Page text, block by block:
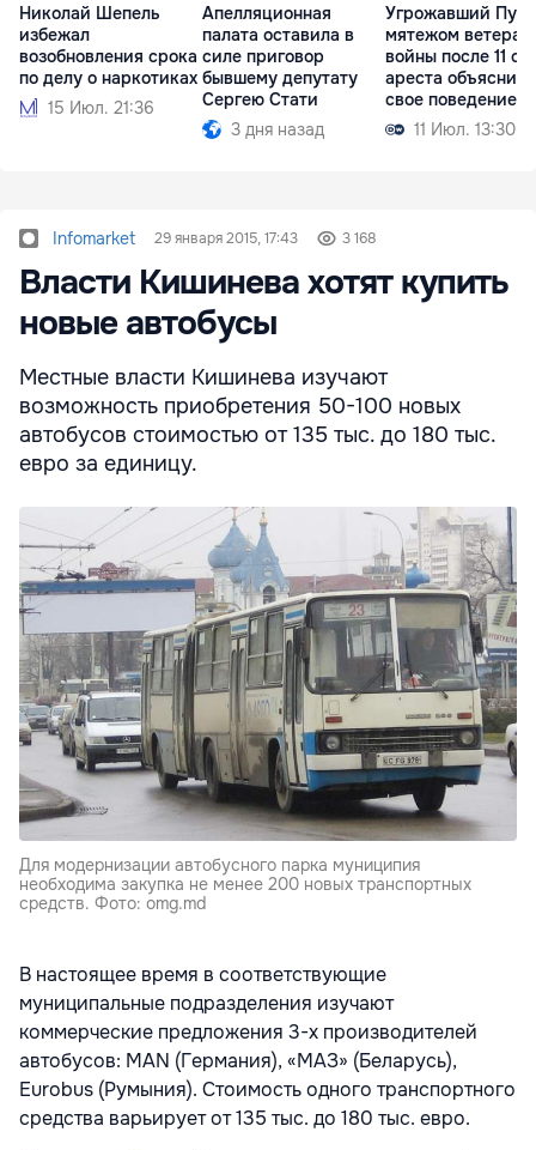
Николай Шепель
избежал
возобновления срока
по делу о наркотиках
15 Июл. 21:36
Апелляционная
палата оставила в
силе приговор
бывшему депутату
Сергею Стати
3 дня назад
Угрожавший
мятежом ветеран
войны после 11
ареста объяснил
свое поведение
11 Июл. 13:30
Infomarket 29 января 2015, 17:43 3 168
Власти Кишинева хотят купить
новые автобусы
Местные власти Кишинева изучают
возможность приобретения 50-100 новых
автобусов стоимостью от 135 тыс. до 180 тыс.
евро за единицу.
Для модернизации автобусного парка муниципия
необходима закупка не менее 200 новых транспортных
средств. Фото: omg.md
В настоящее время в соответствующие
муниципальные подразделения изучают
коммерческие предложения 3-х производителей
автобусов: MAN (Германия), «МАЗ» (Беларусь),
Eurobus (Румыния). Стоимость одного транспортного
средства варьирует от 135 тыс. до 180 тыс. евро.